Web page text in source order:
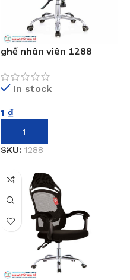
ghế nhân viên 1288
In stock
1 ₫
THÊM VÀO GIỎ HÀNG
SKU: 1288